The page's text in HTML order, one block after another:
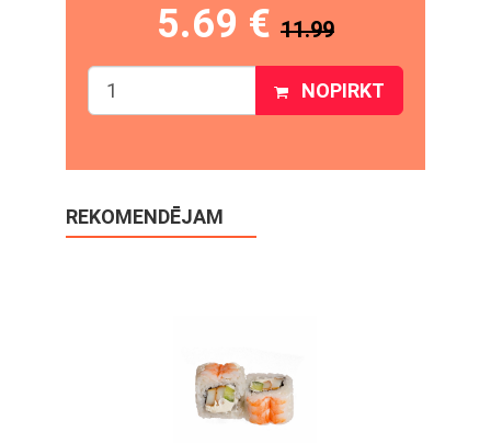
5.69 € 11.99
NOPIRKT
REKOMENDĒJAM